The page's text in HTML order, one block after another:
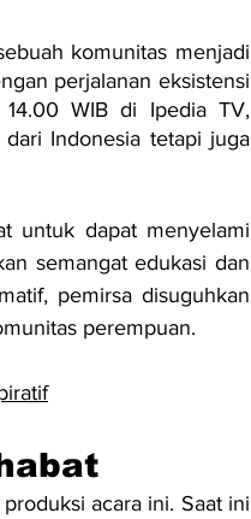
komunitas menjadi
perjalanan eksistensi
WIB di Ipedia TV,
Indonesia tetapi juga
untuk dapat menyelami
semangat edukasi dan
pemirsa disuguhkan
perempuan.
acara ini. Saat ini